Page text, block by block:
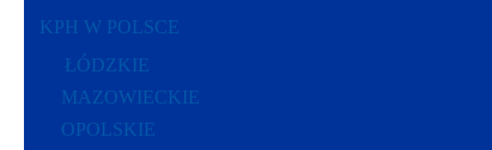
KPH W POLSCE
ŁÓDZKIE
MAZOWIECKIE
OPOLSKIE